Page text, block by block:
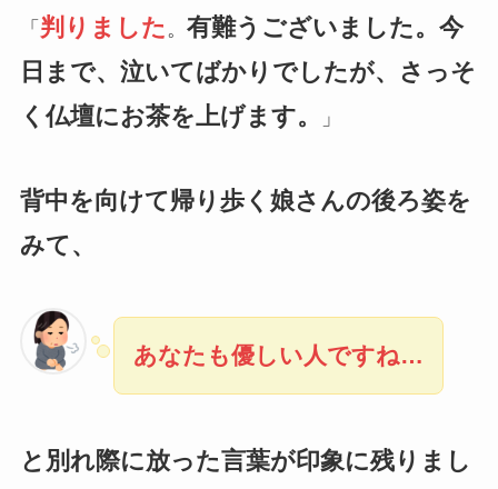
「 判りました 。 有難うございました。今
日まで、泣いてばかりでしたが、さっそ
く仏壇にお茶を上げます。
」
背中を向けて帰り歩く娘さんの後ろ姿を
みて、
あなたも優しい人ですね…
と別れ際に放った言葉が印象に残りまし